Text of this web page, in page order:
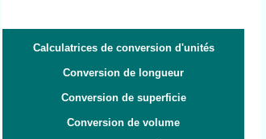
Calculatrices de conversion d'unités
Conversion de longueur
Conversion de superficie
Conversion de volume